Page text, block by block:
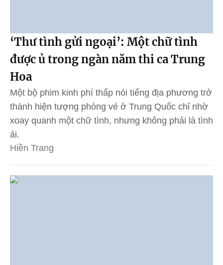
‘Thư tình gửi ngoại’: Một chữ tình
được ủ trong ngàn năm thi ca Trung
Hoa
Một bộ phim kinh phí thấp nói tiếng địa phương trở
thành hiện tượng phòng vé ở Trung Quốc chỉ nhờ
xoay quanh một chữ tình, nhưng không phải là tình
ái.
Hiền Trang